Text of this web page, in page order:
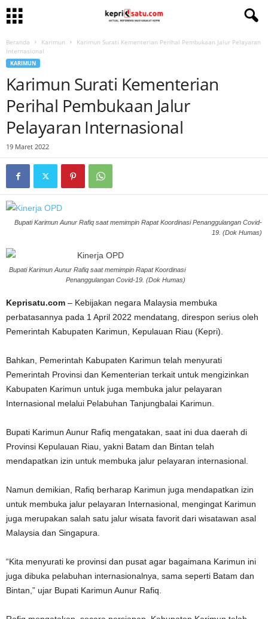
Beranda Karimun
Karimun Surati Kementerian Perihal Pembukaan Jalur Pelayaran
Internasional
KARIMUN
Karimun Surati Kementerian
Perihal Pembukaan Jalur
Pelayaran Internasional
19 Maret 2022
Bupati Karimun Aunur Rafiq saat memimpin Rapat Koordinasi Penanggulangan Covid-
19. (Dok Humas)
Bupati Karimun Aunur Rafiq saat memimpin Rapat Koordinasi
Penanggulangan Covid-19. (Dok Humas)
Keprisatu.com – Kebijakan negara Malaysia membuka
perbatasannya pada 1 April 2022 mendatang, direspon serius oleh
Pemerintah Kabupaten Karimun, Kepulauan Riau (Kepri).
Bahkan, Pemerintah Kabupaten Karimun telah menyurati
Pemerintah Provinsi dan Kementerian terkait untuk mengizinkan
Kabupaten Karimun untuk juga membuka jalur pelayaran
Internasional melalui Pelabuhan Tanjungbalai Karimun.
Bupati Karimun Aunur Rafiq mengatakan, saat ini dua daerah di
Provinsi Kepulauan Riau, yakni Batam dan Bintan telah
mendapatkan izin untuk membuka jalur pelayaran internasional.
Namun demikian, Rafiq berharap Karimun juga mendapatkan izin
untuk membuka jalur pelayaran Internasional, mengingat Karimun
juga merupakan salah satu jalur wisata favorit dari wisatawan asal
Malaysia dan Singapura.
“Kita menyurati ke provinsi dan pusat agar bagaimana Karimun ini
juga dibuka pelabuhan internasionalnya, sama seperti Batam dan
Bintan,” ujar Bupati Karimun Aunur Rafiq.